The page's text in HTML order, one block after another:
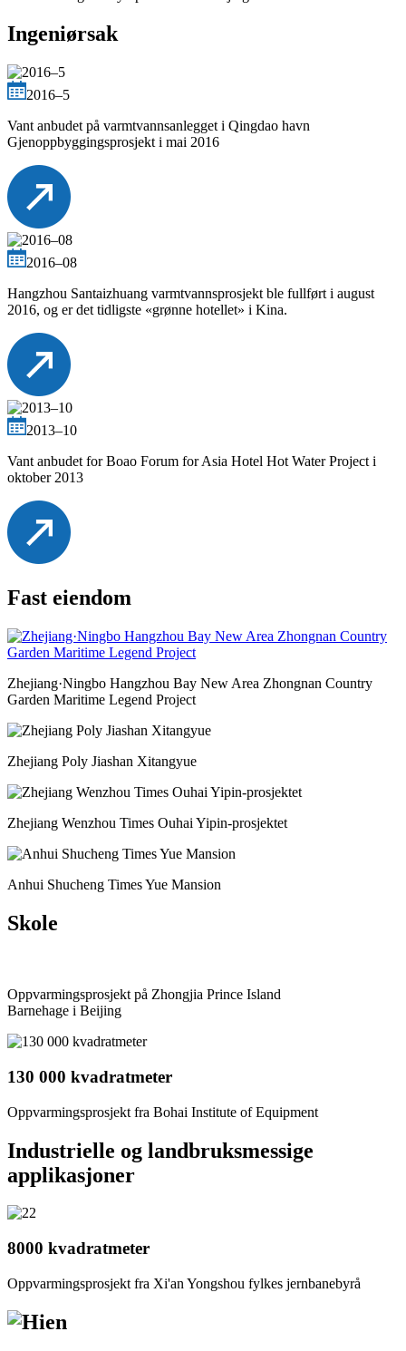
Ingeniørsak
2016–5
Vant anbudet på varmtvannsanlegget i Qingdao havn
Gjenoppbyggingsprosjekt i mai 2016
2016–08
Hangzhou Santaizhuang varmtvannsprosjekt ble fullført i august
2016, og er det tidligste «grønne hotellet» i Kina.
2013–10
Vant anbudet for Boao Forum for Asia Hotel Hot Water Project i
oktober 2013
Fast eiendom
Zhejiang·Ningbo Hangzhou Bay New Area Zhongnan Country
Garden Maritime Legend Project
Zhejiang Poly Jiashan Xitangyue
Zhejiang Wenzhou Times Ouhai Yipin-prosjektet
Anhui Shucheng Times Yue Mansion
Skole
Oppvarmingsprosjekt på Zhongjia Prince Island
Barnehage i Beijing
130 000 kvadratmeter
Oppvarmingsprosjekt fra Bohai Institute of Equipment
Industrielle og landbruksmessige
applikasjoner
8000 kvadratmeter
Oppvarmingsprosjekt fra Xi'an Yongshou fylkes jernbanebyrå